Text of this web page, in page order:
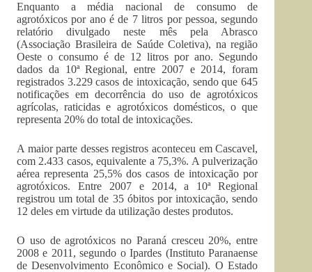
Enquanto a média nacional de consumo de
agrotóxicos por ano é de 7 litros por pessoa, segundo
relatório divulgado neste mês pela Abrasco
(Associação Brasileira de Saúde Coletiva), na região
Oeste o consumo é de 12 litros por ano. Segundo
dados da 10ª Regional, entre 2007 e 2014, foram
registrados 3.229 casos de intoxicação, sendo que 645
notificações em decorrência do uso de agrotóxicos
agrícolas, raticidas e agrotóxicos domésticos, o que
representa 20% do total de intoxicações.
A maior parte desses registros aconteceu em Cascavel,
com 2.433 casos, equivalente a 75,3%. A pulverização
aérea representa 25,5% dos casos de intoxicação por
agrotóxicos. Entre 2007 e 2014, a 10ª Regional
registrou um total de 35 óbitos por intoxicação, sendo
12 deles em virtude da utilização destes produtos.
O uso de agrotóxicos no Paraná cresceu 20%, entre
2008 e 2011, segundo o Ipardes (Instituto Paranaense
de Desenvolvimento Econômico e Social). O Estado